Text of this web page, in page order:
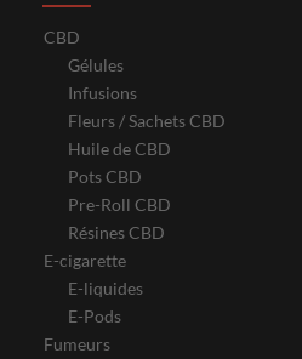
CBD
Gélules
Infusions
Fleurs / Sachets CBD
Huile de CBD
Pots CBD
Pre-Roll CBD
Résines CBD
E-cigarette
E-liquides
E-Pods
Fumeurs